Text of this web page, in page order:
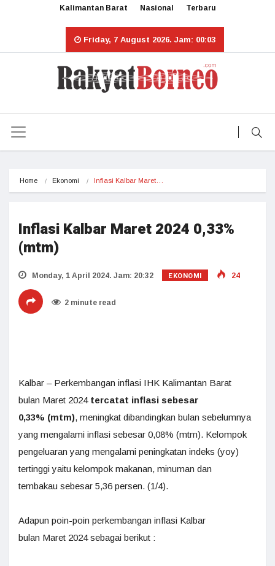
Kalimantan Barat Nasional Terbaru
Friday, 7 August 2026. Jam: 00:03
Home Ekonomi Inflasi Kalbar Maret…
Inflasi Kalbar Maret 2024 0,33%
(mtm)
Monday, 1 April 2024. Jam: 20:32 EKONOMI 24
2 minute read
Kalbar – Perkembangan inflasi IHK Kalimantan Barat
bulan Maret 2024 tercatat inflasi sebesar
0,33% (mtm), meningkat dibandingkan bulan sebelumnya
yang mengalami inflasi sebesar 0,08% (mtm). Kelompok
pengeluaran yang mengalami peningkatan indeks (yoy)
tertinggi yaitu kelompok makanan, minuman dan
tembakau sebesar 5,36 persen. (1/4).
Adapun poin-poin perkembangan inflasi Kalbar
bulan Maret 2024 sebagai berikut :